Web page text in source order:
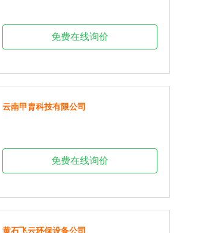
免费在线询价
云南甲胄科技有限公司
免费在线询价
黄石飞云环保设备公司